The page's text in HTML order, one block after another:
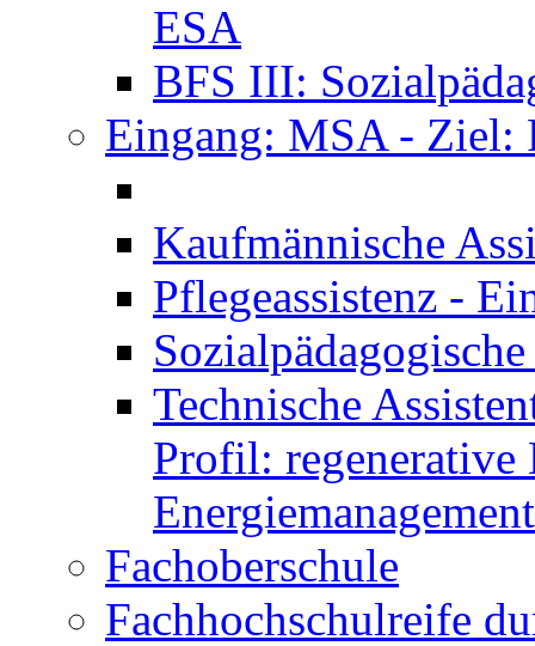
ESA
BFS III:
Eingang: MSA - Ziel:
Kaufmännische
Pflegeassistenz -
Technische
Profil: regenerative
Energiemanagement
Fachoberschule
Fachhochschulreife